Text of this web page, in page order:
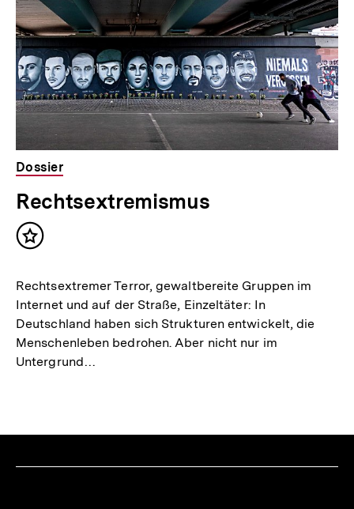
Dossier
Rechtsextremismus
Inhalt
Rechtsextremer Terror, gewaltbereite Gruppen im
Internet und auf der Straße, Einzeltäter: In
Deutschland haben sich Strukturen entwickelt, die
Menschenleben bedrohen. Aber nicht nur im
Untergrund…